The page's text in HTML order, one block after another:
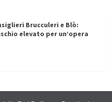
Brucculeri e Blò:
elevato per un’opera